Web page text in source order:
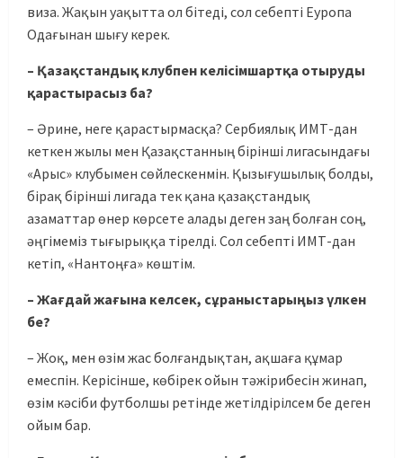
виза. Жақын уақытта ол бітеді, сол себепті Еуропа
Одағынан шығу керек.
– Қазақстандық клубпен келісімшартқа отыруды
қарастырасыз ба?
– Әрине, неге қарастырмасқа? Сербиялық ИМТ-дан
кеткен жылы мен Қазақстанның бірінші лигасындағы
«Арыс» клубымен сөйлескенмін. Қызығушылық болды,
бірақ бірінші лигада тек қана қазақстандық
азаматтар өнер көрсете алады деген заң болған соң,
әңгімеміз тығырыққа тірелді. Сол себепті ИМТ-дан
кетіп, «Нантоңға» көштім.
– Жағдай жағына келсек, сұраныстарыңыз үлкен
бе?
– Жоқ, мен өзім жас болғандықтан, ақшаға құмар
емеспін. Керісінше, көбірек ойын тәжірибесін жинап,
өзім кәсіби футболшы ретінде жетілдірілсем бе деген
ойым бар.